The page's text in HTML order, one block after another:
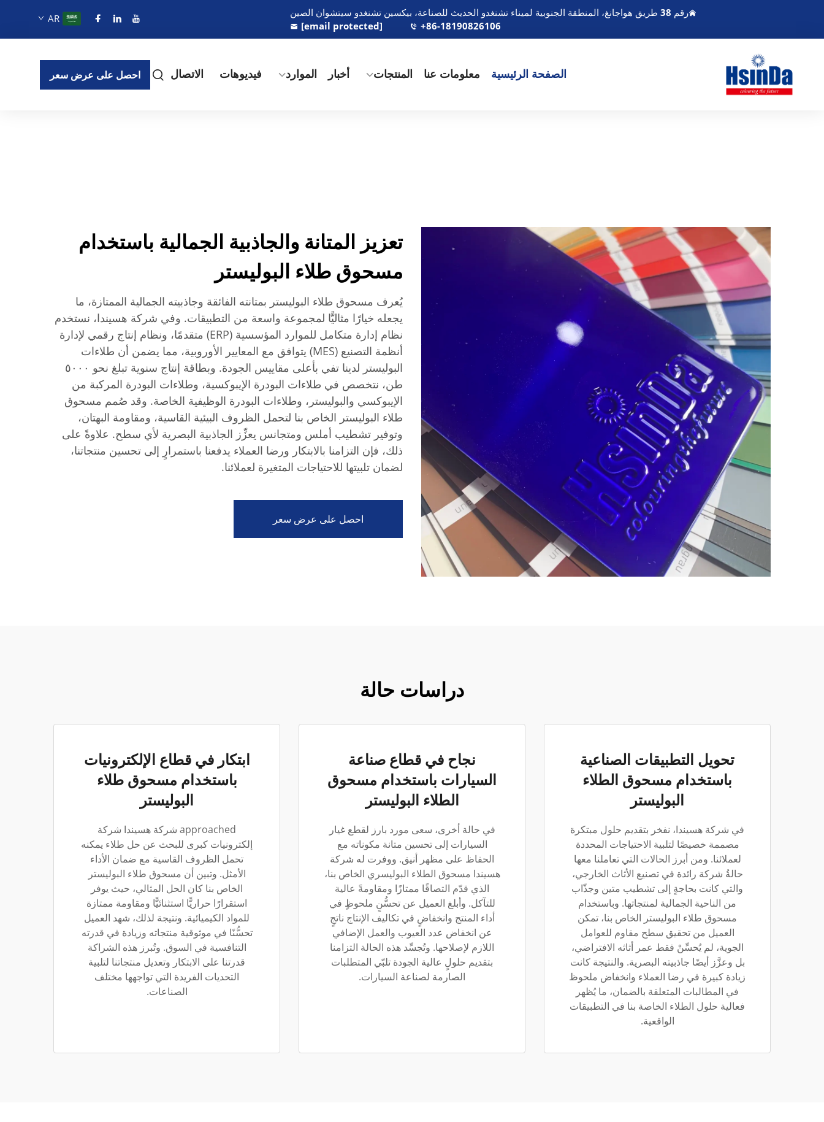
رقم 38 طريق هواجانغ، المنطقة الجنوبية لميناء تشنغدو الحديث للصناعة، بيكسين تشنغدو سيتشوان الصين
+86-18190826106
[email protected]
AR
الصفحة الرئيسية معلومات عنا المنتجات أخبار الموارد فيديوهات الاتصال احصل على عرض سعر
تعزيز المتانة والجاذبية الجمالية باستخدام
مسحوق طلاء البوليستر
يُعرف مسحوق طلاء البوليستر بمتانته الفائقة وجاذبيته الجمالية الممتازة، ما
يجعله خيارًا مثاليًّا لمجموعة واسعة من التطبيقات. وفي شركة هسيندا، نستخدم
نظام إدارة متكامل للموارد المؤسسية (ERP) متقدمًا، ونظام إنتاج رقمي لإدارة
أنظمة التصنيع (MES) يتوافق مع المعايير الأوروبية، مما يضمن أن طلاءات
البوليستر لدينا تفي بأعلى مقاييس الجودة. وبطاقة إنتاج سنوية تبلغ نحو ٥٠٠٠
طن، نتخصص في طلاءات البودرة الإيبوكسية، وطلاءات البودرة المركبة من
الإيبوكسي والبوليستر، وطلاءات البودرة الوظيفية الخاصة. وقد صُمم مسحوق
طلاء البوليستر الخاص بنا لتحمل الظروف البيئية القاسية، ومقاومة البهتان،
وتوفير تشطيب أملس ومتجانس يعزِّز الجاذبية البصرية لأي سطح. علاوةً على
ذلك، فإن التزامنا بالابتكار ورضا العملاء يدفعنا باستمرارٍ إلى تحسين منتجاتنا،
لضمان تلبيتها للاحتياجات المتغيرة لعملائنا.
احصل على عرض سعر
دراسات حالة
تحويل التطبيقات الصناعية
باستخدام مسحوق الطلاء
البوليستر
في شركة هسيندا، نفخر بتقديم حلول مبتكرة
مصممة خصيصًا لتلبية الاحتياجات المحددة
لعملائنا. ومن أبرز الحالات التي تعاملنا معها
حالةُ شركة رائدة في تصنيع الأثاث الخارجي،
والتي كانت بحاجةٍ إلى تشطيب متين وجذّاب
من الناحية الجمالية لمنتجاتها. وباستخدام
مسحوق طلاء البوليستر الخاص بنا، تمكن
العميل من تحقيق سطح مقاوم للعوامل
الجوية، لم يُحسِّنْ فقط عمر أثاثه الافتراضي،
بل وعزَّز أيضًا جاذبيته البصرية. والنتيجة كانت
زيادة كبيرة في رضا العملاء وانخفاض ملحوظ
في المطالبات المتعلقة بالضمان، ما يُظهر
فعالية حلول الطلاء الخاصة بنا في التطبيقات
الواقعية.
نجاح في قطاع صناعة
السيارات باستخدام مسحوق
الطلاء البوليستر
في حالة أخرى، سعى مورد بارز لقطع غيار
السيارات إلى تحسين متانة مكوناته مع
الحفاظ على مظهر أنيق. ووفرت له شركة
هسيندا مسحوق الطلاء البوليسري الخاص بنا،
الذي قدّم التصاقًا ممتازًا ومقاومةً عالية
للتآكل. وأبلغ العميل عن تحسُّنٍ ملحوظٍ في
أداء المنتج وانخفاضٍ في تكاليف الإنتاج ناتجٍ
عن انخفاض عدد العيوب والعمل الإضافي
اللازم لإصلاحها. وتُجسِّد هذه الحالة التزامنا
بتقديم حلولٍ عالية الجودة تلبّي المتطلبات
الصارمة لصناعة السيارات.
ابتكار في قطاع الإلكترونيات
باستخدام مسحوق طلاء
البوليستر
approached شركة هسيندا شركة
إلكترونيات كبرى للبحث عن حل طلاء يمكنه
تحمل الظروف القاسية مع ضمان الأداء
الأمثل. وتبين أن مسحوق طلاء البوليستر
الخاص بنا كان الحل المثالي، حيث يوفر
استقرارًا حراريًّا استثنائيًّا ومقاومة ممتازة
للمواد الكيميائية. ونتيجة لذلك، شهد العميل
تحسُّنًا في موثوقية منتجاته وزيادة في قدرته
التنافسية في السوق. وتُبرز هذه الشراكة
قدرتنا على الابتكار وتعديل منتجاتنا لتلبية
التحديات الفريدة التي تواجهها مختلف
الصناعات.